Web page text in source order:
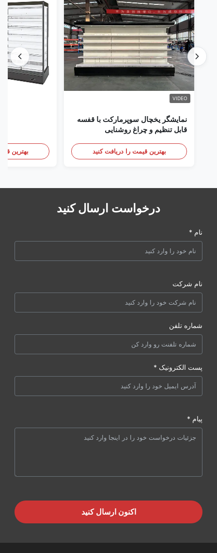
VIDEO
نمایشگر یخچال سوپرمارکت با قفسه
قابل تنظیم و چراغ روشنایی
بهترین قیمت را دریافت کنید بهترین
درخواست ارسال کنید
نام *
نام شرکت
شماره تلفن
پست الکترونیک *
پیام *
اکنون ارسال کنید